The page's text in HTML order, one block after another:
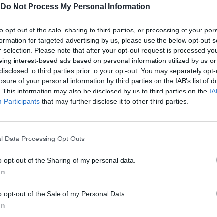
Do Not Process My Personal Information
opt-out of the sale, sharing to third parties, or processing of your
for targeted advertising by us, please use the below opt-out
selection. Please note that after your opt-out request is processed
interest-based ads based on personal information utilized by us
to third parties prior to your opt-out. You may separately
of your personal information by third parties on the IAB’s list of
This information may also be disclosed by us to third parties on the
Participants that may further disclose it to other third parties.
Data Processing Opt Outs
opt-out of the Sharing of my personal data.
opt-out of the Sale of my Personal Data.
spiegato oggi dal ministro
Matteo Piantedosi
trattenute nei Cpr" ma le nuove
trattenimento di richiedenti asilo
da paesi sicuri", la prima delle quali "sarà
a Pozzallo". Ma tant'è, Gramellini
euro. Questo è il prezzo della libertà
deve pagare un richiedente asilo
da un paese ritenuto sicuro per non
per il rimpatrio, il famigerato Cpr e
che i Cpr adeguati non sono".
è il prezzo della loro libertà”#InAltreParole @MaxGramel
(@inaltreparole)
Ghana e Gambia lo stipendio medio
poche centinaia di euro. "Chi ha ideato